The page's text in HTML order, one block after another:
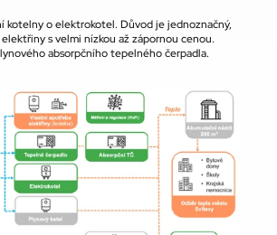
kotelny o elektrokotel. Důvod je jednoznačný,
s velmi nízkou až zápornou cenou.
absorpčního tepelného čerpadla.